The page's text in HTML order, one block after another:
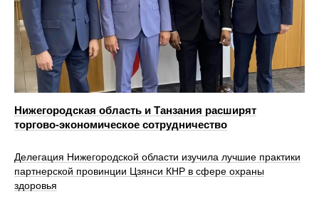
Нижегородская область и Танзания расширят
торгово‑экономическое сотрудничество
Делегация Нижегородской области изучила лучшие практики
партнерской провинции Цзянси КНР в сфере охраны
здоровья